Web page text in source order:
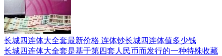
长城四连体大全套最新价格 连体钞长城四连体值多少钱
长城四连体大全套是基于第四套人民币而发行的一种特殊收藏